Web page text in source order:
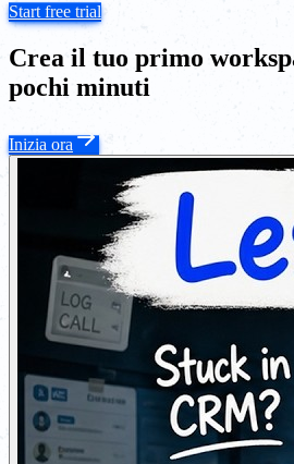
Start free trial
Crea il tuo primo
pochi minuti
Inizia ora